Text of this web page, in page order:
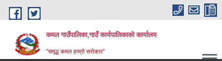
Skip to main content
कमल गाउँपालिका,गाउँ कार्यपालिकाको कार्यालय
"समृद्ध कमल हाम्रो सरोकार"